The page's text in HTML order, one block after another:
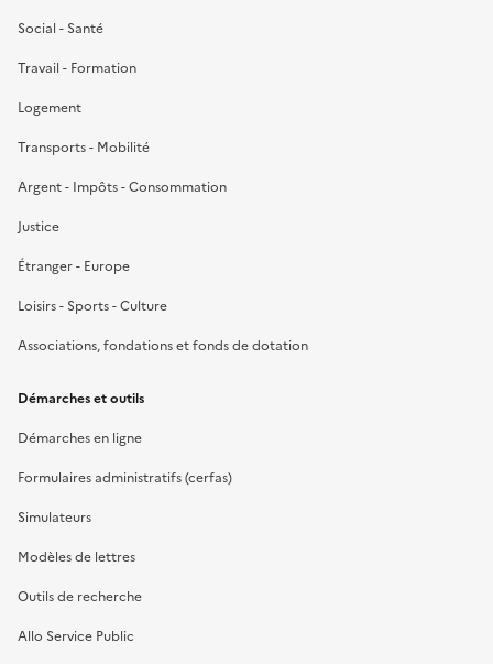
Social - Santé
Travail - Formation
Logement
Transports - Mobilité
Argent - Impôts - Consommation
Justice
Étranger - Europe
Loisirs - Sports - Culture
Associations, fondations et fonds de dotation
Démarches et outils
Démarches en ligne
Formulaires administratifs (cerfas)
Simulateurs
Modèles de lettres
Outils de recherche
Allo Service Public